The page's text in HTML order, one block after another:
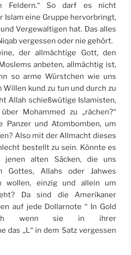
Feldern.“ So darf es nicht
Islam eine Gruppe hervorbringt,
Vergewaltigen hat. Das alles
vergessen oder nie gehört.
der allmächtige Gott, den
anbeten, allmächtig ist,
so arme Würstchen wie uns
Willen kund zu tun und durch zu
Allah schießwütige Islamisten,
Mohammed zu „rächen?“
Panzer und Atombomben, um
Also mit der Allmacht dieses
bestellt zu sein. Könnte es
alten Säcken, die uns
Gottes, Allahs oder Jahwes
wollen, einzig und allein um
Da sind die Amerikaner
auf jede Dollarnote “ In Gold
wenn sie in ihrer
das „L“ in dem Satz vergessen